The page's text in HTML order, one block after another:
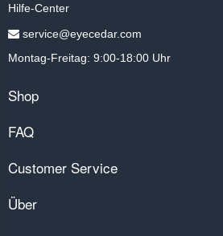
Hilfe-Center
service@eyecedar.com
Montag-Freitag: 9:00-18:00 Uhr
Shop
FAQ
Customer Service
Über